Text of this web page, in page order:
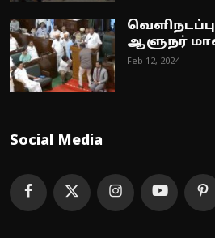
ஆளுநர்
Feb 12, 2024
Social Media